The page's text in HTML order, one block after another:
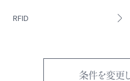
RFID
条件を変更